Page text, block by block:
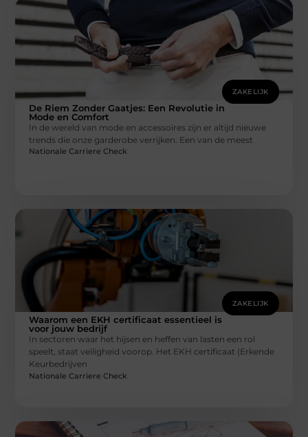
ZAKELIJK
De Riem Zonder Gaatjes: Een Revolutie in
Mode en Comfort
In de wereld van mode en accessoires zijn er altijd nieuwe
trends die onze garderobe verrijken. Een van de meest
Nationale Carriere Check
ZAKELIJK
Waarom een EKH certificaat essentieel is
voor jouw bedrijf
In sectoren waar het hijsen en heffen van lasten een rol
speelt, staat veiligheid voorop. Het EKH certificaat (Erkende
Keurbedrijven
Nationale Carriere Check